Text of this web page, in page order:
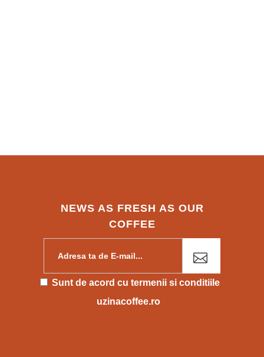
NEWS AS FRESH AS OUR
COFFEE
Please leave this field empty.
Sunt de acord cu termenii si conditiile
uzinacoffee.ro